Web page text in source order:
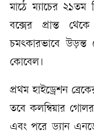
মাঠে ম্যাচের ২১তম
বক্সের প্রান্ত
চমৎকারভাবে
কোবেল।
প্রথম হাইড্রেশন
তবে কলম্বিয়ার
এবং পরে ড্যান